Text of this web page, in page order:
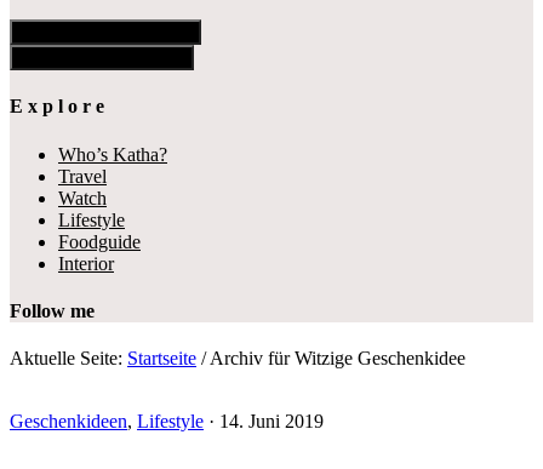
E x p l o r e
Who’s Katha?
Travel
Watch
Lifestyle
Foodguide
Interior
Follow me
Aktuelle Seite: Startseite /Archiv für Witzige Geschenkidee
Geschenkideen, Lifestyle · 14. Juni 2019